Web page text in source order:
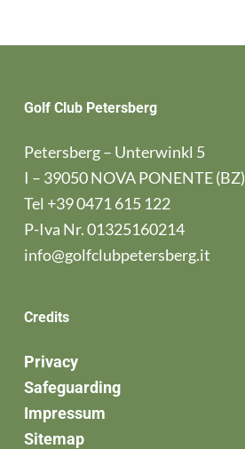
Golf Club Petersberg
Petersberg – Unterwinkl 5
I – 39050 NOVA PONENTE (BZ)
Tel +39 0471 615 122
P-Iva Nr. 01325160214
info@golfclubpetersberg.it
Credits
Privacy
Safeguarding
Impressum
Sitemap